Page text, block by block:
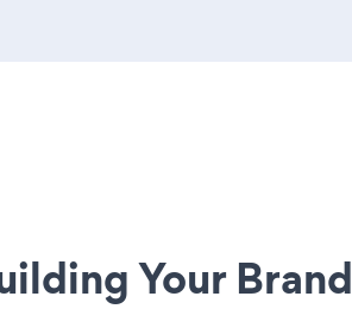
Your Brand